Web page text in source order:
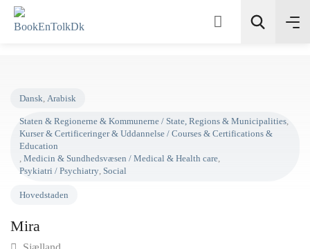
Staten & Regionerne & Kommunerne / State, Regions &
Kurser & Certificeringer & Uddannelse / Courses & Certifications &
Education
,Medicin & Sundhedsvæsen / Medical & Health care